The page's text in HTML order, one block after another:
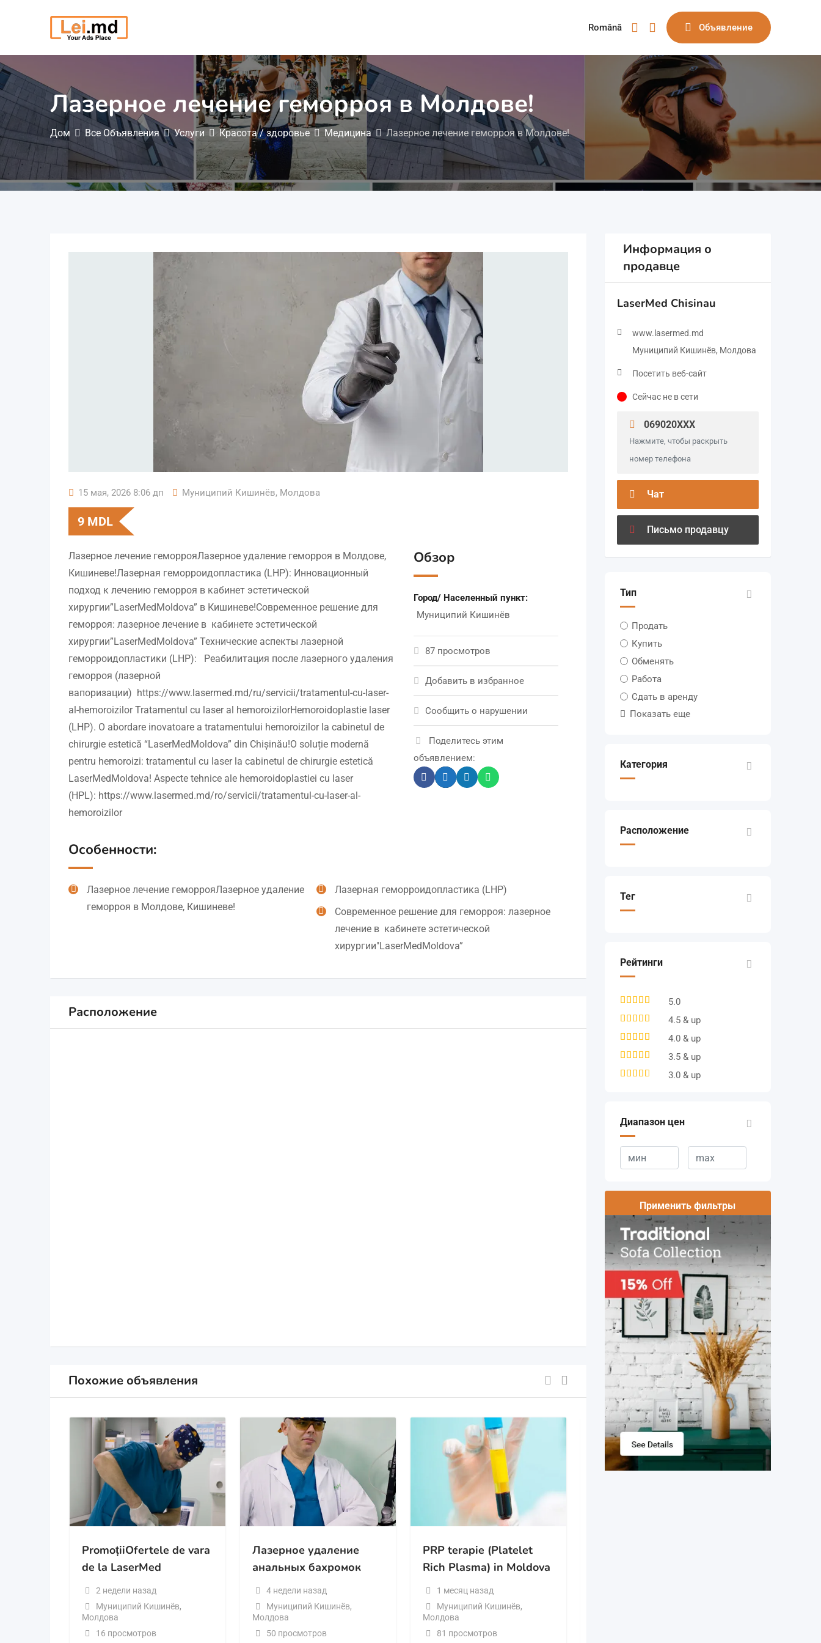
содержимому
Română Объявление
Лазерное лечение геморроя в Молдове!
Дом Все Объявления Услуги Красота / здоровье Медицина Лазерное лечение геморроя в Молдове!
15 мая, 2026 8:06 дп Муниципий Кишинёв, Молдова
9 MDL
Лазерное лечение геморрояЛазерное удаление геморроя в Молдове,
Кишиневе!Лазерная геморроидопластика (LHP): Инновационный
подход к лечению геморроя в кабинет эстетической
хирургии”LaserMedMoldova” в Кишиневе!Современное решение для
геморроя: лазерное лечение в кабинете эстетической
хирургии”LaserMedMoldova” Технические аспекты лазерной
геморроидопластики (LHP): Реабилитация после лазерного удаления
геморроя (лазерной
вапоризации) https://www.lasermed.md/ru/servicii/tratamentul-cu-laser-
al-hemoroizilor Tratamentul cu laser al hemoroizilorHemoroidoplastie laser
(LHP). O abordare inovatoare a tratamentului hemoroizilor la cabinetul de
chirurgie estetică “LaserMedMoldova” din Chișinău!O soluție modernă
pentru hemoroizi: tratamentul cu laser la cabinetul de chirurgie estetică
LaserMedMoldova! Aspecte tehnice ale hemoroidoplastiei cu laser
(HPL): https://www.lasermed.md/ro/servicii/tratamentul-cu-laser-al-
hemoroizilor
Обзор
Город/ Населенный пункт:
Муниципий Кишинёв
87 просмотров
Добавить в избранное
Сообщить о нарушении
Поделитесь этим
объявлением:
Особенности:
Лазерное лечение геморрояЛазерное удаление
геморроя в Молдове, Кишиневе!
Лазерная геморроидопластика (LHP)
Современное решение для геморроя: лазерное
лечение в кабинете эстетической
хирургии"LaserMedMoldova”
Расположение
Похожие объявления
PromoțiiOfertele de vara
de la LaserMed
2 недели назад
Муниципий Кишинёв,
Молдова
16 просмотров
Лазерное удаление
анальных бахромок
4 недели назад
Муниципий Кишинёв,
Молдова
50 просмотров
PRP terapie (Platelet
Rich Plasma) in Moldova
1 месяц назад
Муниципий Кишинёв,
Молдова
81 просмотров
Информация о
продавце
LaserMed Chisinau
www.lasermed.md
Муниципий Кишинёв, Молдова
Посетить веб-сайт
Сейчас не в сети
069020XXX
Нажмите, чтобы раскрыть
номер телефона
Чат
Письмо продавцу
Тип
Продать
Купить
Обменять
Работа
Сдать в аренду
Показать еще
Категория
Расположение
Тег
Рейтинги
5.0
4.5 & up
4.0 & up
3.5 & up
3.0 & up
Диапазон цен
Применить фильтры